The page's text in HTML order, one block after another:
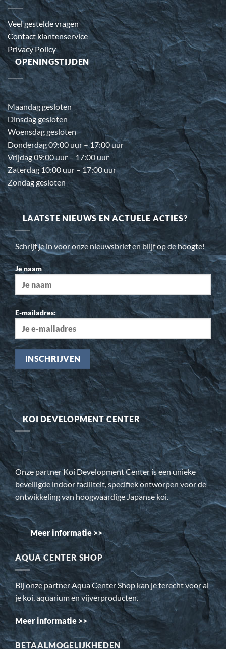
Veel gestelde vragen
Contact klantenservice
Privacy Policy
OPENINGSTIJDEN
Maandag gesloten
Dinsdag gesloten
Woensdag gesloten
Donderdag 09:00 uur – 17:00 uur
Vrijdag 09:00 uur – 17:00 uur
Zaterdag 10:00 uur – 17:00 uur
Zondag gesloten
LAATSTE NIEUWS EN ACTUELE ACTIES?
Schrijf je in voor onze nieuwsbrief en blijf op de hoogte!
Je naam
E-mailadres:
KOI DEVELOPMENT CENTER
Onze partner Koi Development Center is een unieke
beveiligde indoor faciliteit, specifiek ontworpen voor de
ontwikkeling van hoogwaardige Japanse koi.
Meer informatie >>
AQUA CENTER SHOP
Bij onze partner Aqua Center Shop kan je terecht voor al
je koi, aquarium en vijverproducten.
Meer informatie >>
BETAALMOGELIJKHEDEN